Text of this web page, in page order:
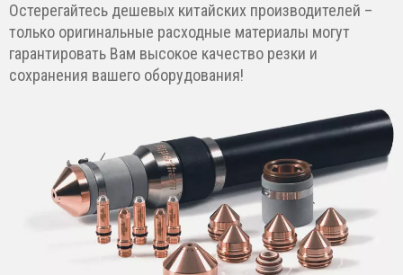
Остерегайтесь дешевых китайских производителей –
только оригинальные расходные материалы могут
гарантировать Вам высокое качество резки и
сохранения вашего оборудования!